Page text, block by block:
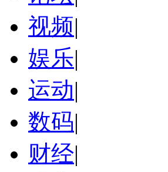
视频|
娱乐|
运动|
数码|
财经|